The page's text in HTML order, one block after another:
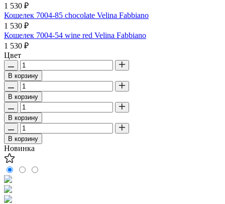
1 530 ₽
Кошелек 7004-85 chocolate Velina Fabbiano
1 530 ₽
Кошелек 7004-54 wine red Velina Fabbiano
1 530 ₽
Цвет
В корзину
В корзину
В корзину
В корзину
Новинка